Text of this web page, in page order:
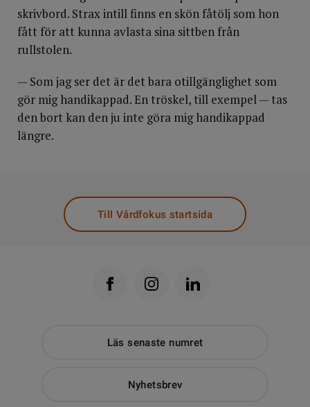
skrivbord. Strax intill finns en skön fåtölj som hon
fått för att kunna avlasta sina sittben från
rullstolen.
— Som jag ser det är det bara otillgänglighet som
gör mig handikappad. En tröskel, till exempel — tas
den bort kan den ju inte göra mig handikappad
längre.
Till Vårdfokus startsida
Läs senaste numret
Nyhetsbrev